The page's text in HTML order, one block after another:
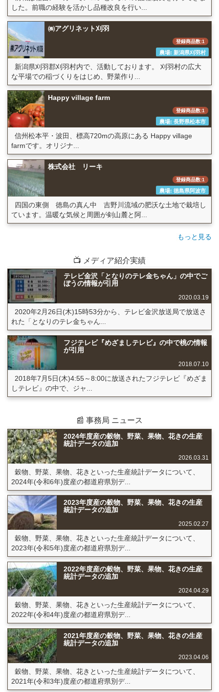
した。前職の経験を活かし品種改良を行い...
㈱アグリネット刈羽
登録商品数:1
農場: 新潟県刈羽村
新潟県刈羽郡刈羽村内で、活動しております。 刈羽村の広大
な平場での稲づくりをはじめ、野菜作り...
Happy village farm
登録商品数:1
農場: 長野県松本市
信州松本平・波田、標高720mの高原にある Happy village
farmです。オリジナ...
株式会社 リーキ
登録商品数:1
農場: 徳島県阿波市
四国の東側 徳島の真ん中 吉野川流域の肥沃な土地で栽培し
ています。温暖な気候と周囲が剣山麓と阿...
もっと見る
📺 メディア紹介実績
テレビ金沢「となりのテレ金ちゃん」の中でご
ぼうの情報が引用
2020.03.19
2020年2月26日(木)15時53分から、テレビ金沢放送局で放送さ
れた「となりのテレ金ちゃん...
フジテレビ『めざましテレビ』の中で桃の情報
が引用
2018.07.10
2018年7月5日(木)4:55～8:00に放送されたフジテレビ『めざま
しテレビ』の中で、ジャ...
📰 事務局 ニュース
2024年度産の穀物、野菜、果物、花きの生産
統計データの追加
2026.03.31
穀物、野菜、果物、花きといった生産統計データについて、
2024年(令和6年)度産の都道府県別デ...
2023年度産の穀物、野菜、果物、花きの生産
統計データの追加
2025.02.27
穀物、野菜、果物、花きといった生産統計データについて、
2023年(令和5年)度産の都道府県別デ...
2022年度産の穀物、野菜、果物、花きの生産
統計データの追加
2024.04.29
穀物、野菜、果物、花きといった生産統計データについて、
2022年(令和4年)度産の都道府県別デ...
2021年度産の穀物、野菜、果物、花きの生産
統計データの追加
2023.04.06
穀物、野菜、果物、花きといった生産統計データについて、
2021年(令和3年)度産の都道府県別デ...